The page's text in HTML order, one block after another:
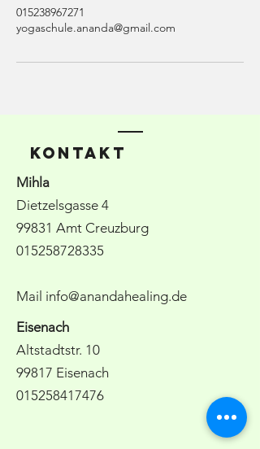
015238967271
yogaschule.ananda@gmail.com
KONTAKT
Mihla
Dietzelsgasse 4
99831 Amt Creuzburg
015258728335
Mail info@anandahealing.de
Eisenach
Altstadtstr. 10
99817 Eisenach
015258417476